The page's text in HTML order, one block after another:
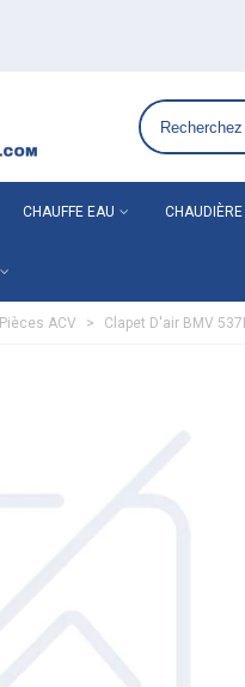
CHAUFFE EAU CHAUDIÈRE
Pièces ACV > Clapet D'air BMV